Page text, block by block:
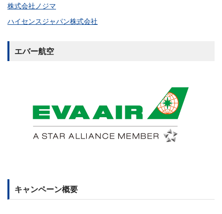
株式会社ノジマ
ハイセンスジャパン株式会社
エバー航空
キャンペーン概要